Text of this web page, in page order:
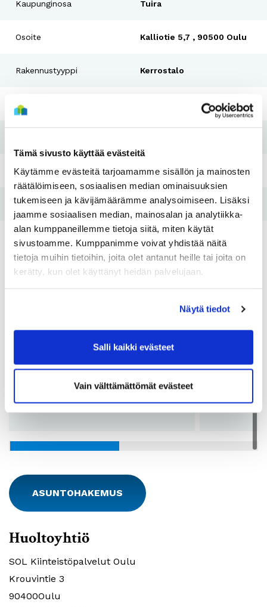
Tämä sivusto käyttää evästeitä
Käytämme evästeitä tarjoamamme sisällön ja mainosten
räätälöimiseen, sosiaalisen median ominaisuuksien
tukemiseen ja kävijämäärämme analysoimiseen. Lisäksi
jaamme sosiaalisen median, mainosalan ja analytiikka-
alan kumppaneillemme tietoja siitä, miten käytät
sivustoamme. Kumppanimme voivat yhdistää näitä
tietoja muihin tietoihin, joita olet antanut heille tai joita on
kerätty, kun olet käyttänyt heidän palvelujaan.
Näytä tiedot
Salli kaikki evästeet
Vain välttämättömät evästeet
Kaupunginosa Tuira
Osoite Kalliotie 5,7 , 90500 Oulu
Rakennustyyppi Kerrostalo
Rakennusvuosi
Pesutupa Kyllä
Hissi Kyllä
Tulo- ja varallisuusraja Kyllä
34m2
Vuokra:
475 - 509€
28
Pohjakuvat:
Katso pohjakuvat
Vuokra:
Pohjakuvat:
ASUNTOHAKEMUS
Huoltoyhtiö
SOL Kiinteistöpalvelut Oulu
Krouvintie 3
90400Oulu